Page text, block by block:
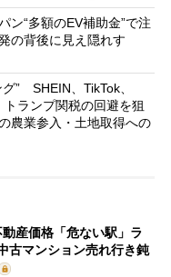
ン“多額のEV補助金”で注
の背後に見え隠れす
” SHEIN、TikTok、
ランプ関税の回避を狙
農業参入・土地取得への
動産価格「危ない駅」ラ
古マンション売れ行き鈍